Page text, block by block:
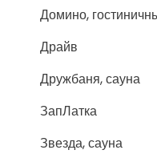
Домино,
Драйв
Дружбаня, сауна
ЗапЛатка
Звезда, сауна